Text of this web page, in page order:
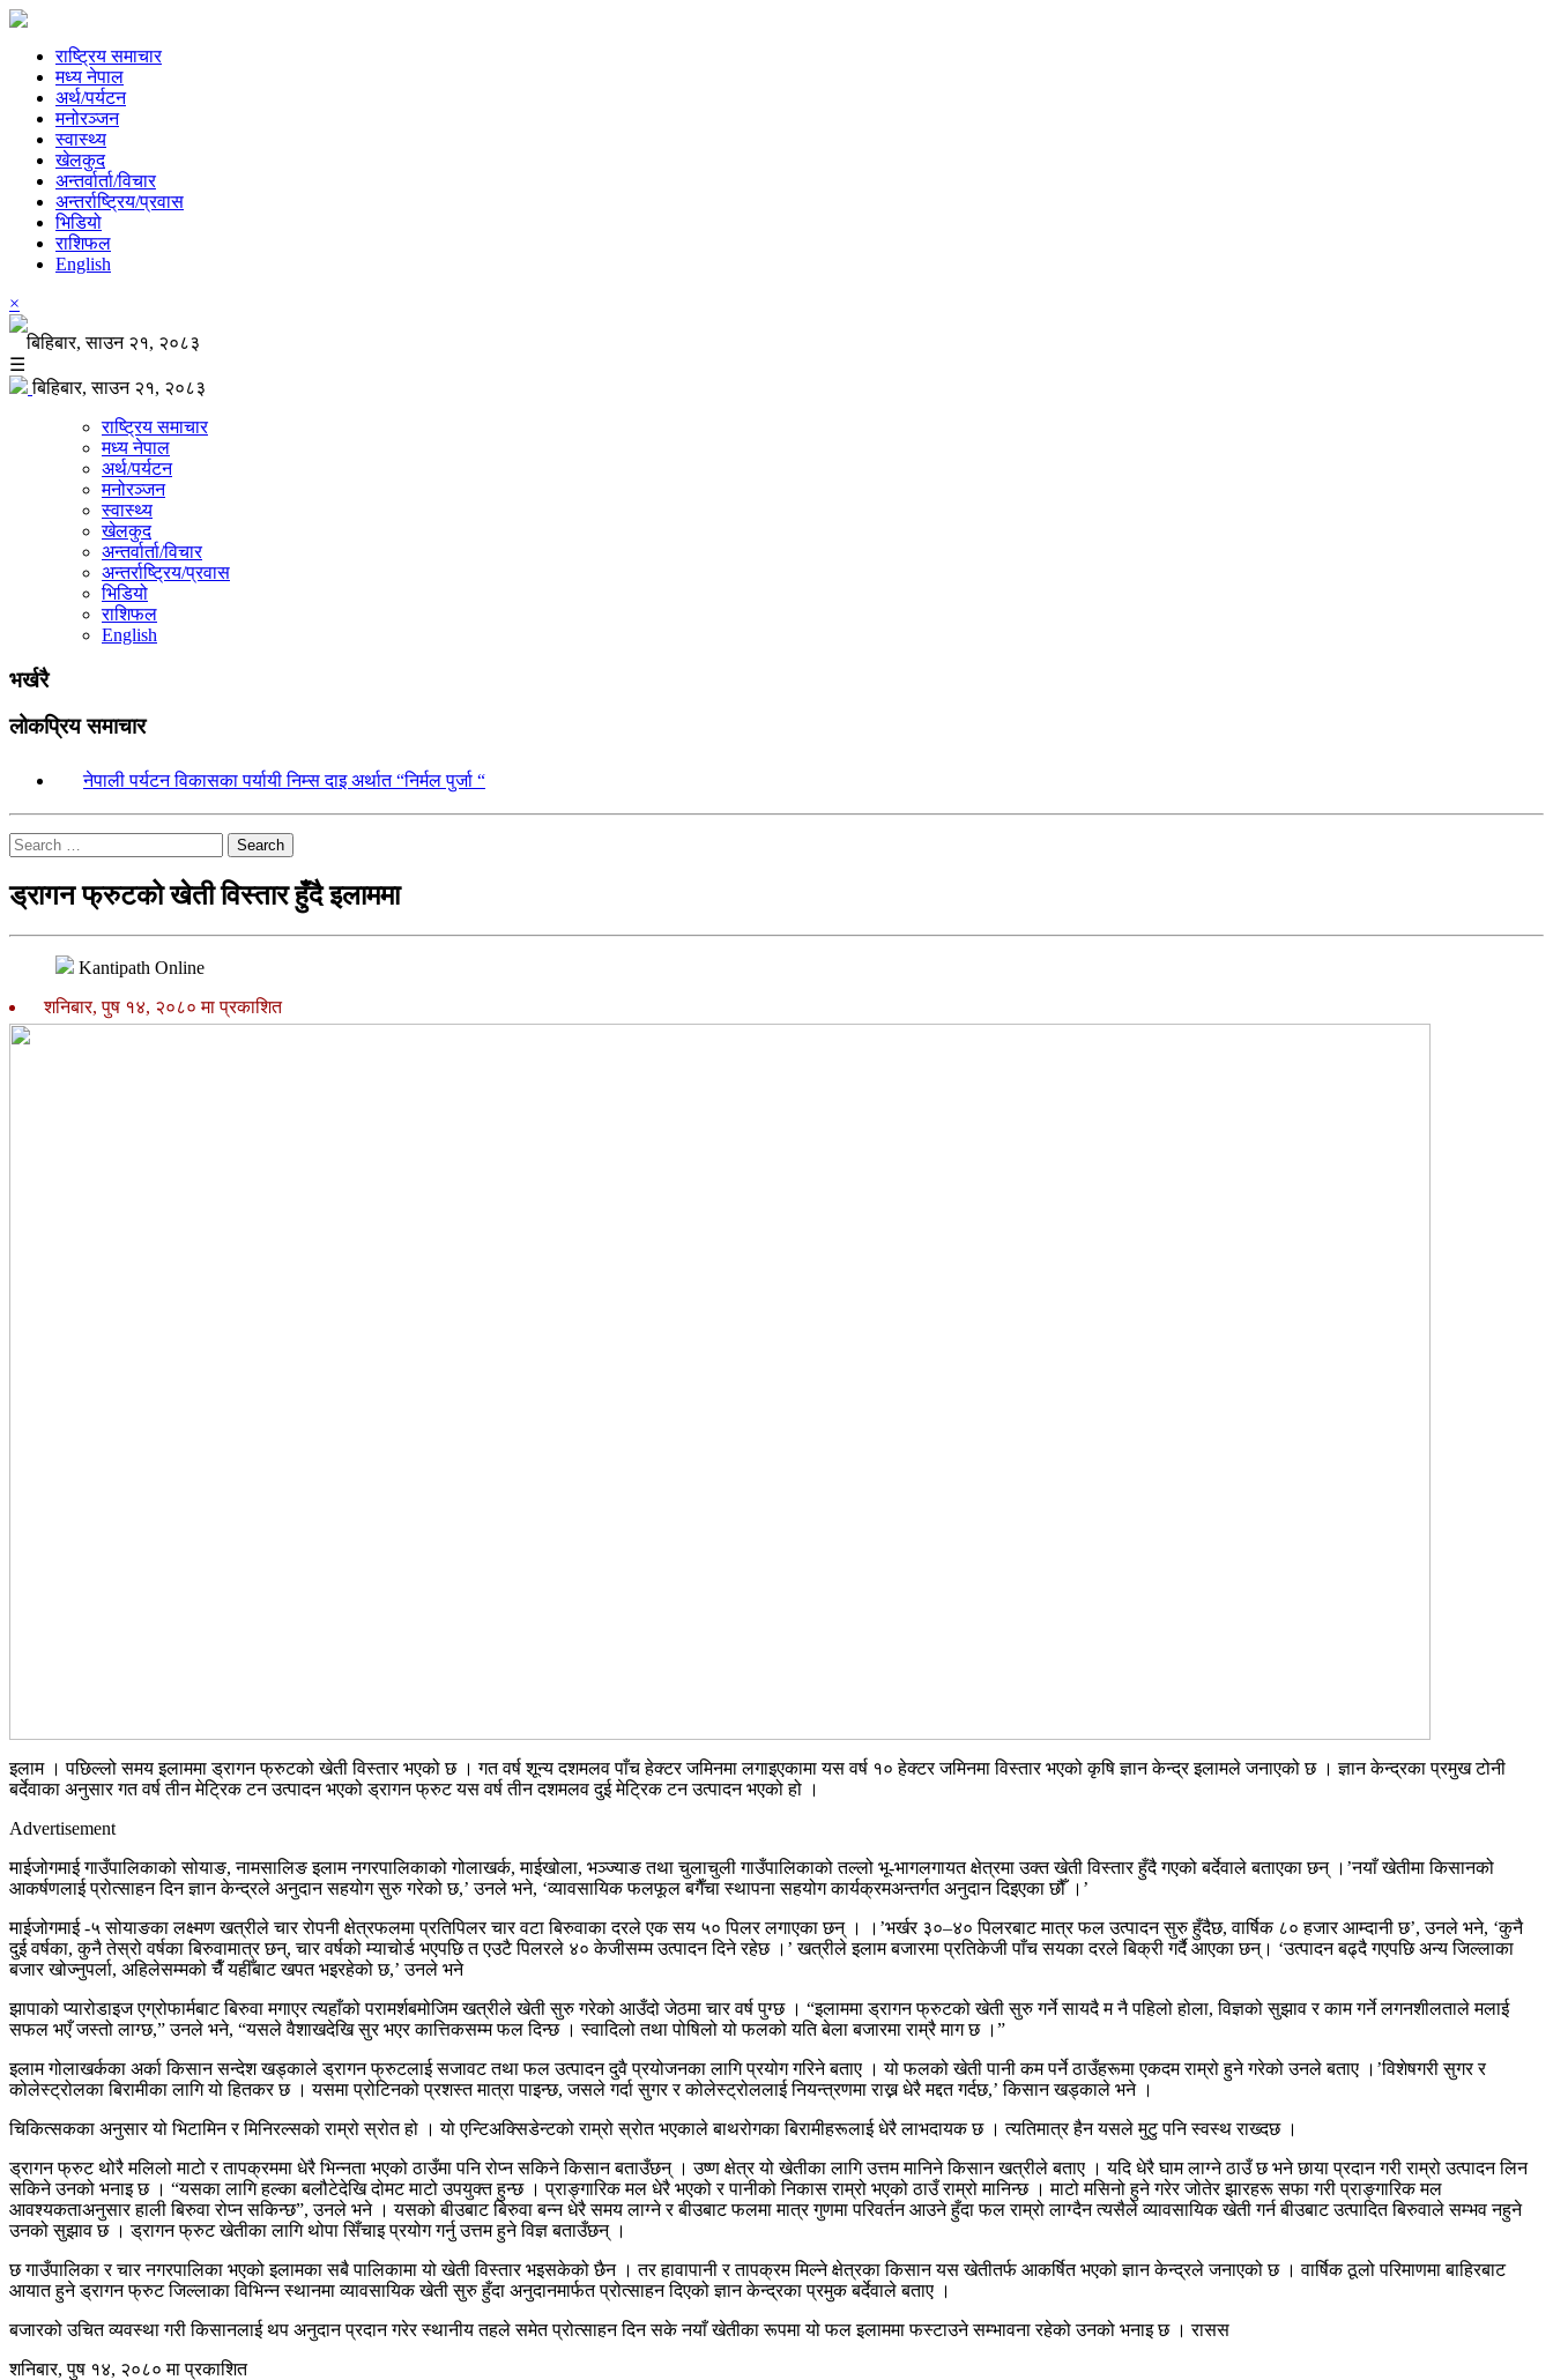
राष्ट्रिय समाचार
मध्य नेपाल
अर्थ/पर्यटन
मनोरञ्जन
स्वास्थ्य
खेलकुद
अन्तर्वार्ता/विचार
अन्तर्राष्ट्रिय/प्रवास
भिडियो
राशिफल
English
×
बिहिबार, साउन २१, २०८३
☰
बिहिबार, साउन २१, २०८३
राष्ट्रिय समाचार
मध्य नेपाल
अर्थ/पर्यटन
मनोरञ्जन
स्वास्थ्य
खेलकुद
अन्तर्वार्ता/विचार
अन्तर्राष्ट्रिय/प्रवास
भिडियो
राशिफल
English
भर्खरै
लोकप्रिय समाचार
नेपाली पर्यटन विकासका पर्यायी निम्स दाइ अर्थात “निर्मल पुर्जा “
Search
ड्रागन फ्रुटको खेती विस्तार हुँदै इलाममा
Kantipath Online
शनिबार, पुष १४, २०८० मा प्रकाशित
इलाम । पछिल्लो समय इलाममा ड्रागन फ्रुटको खेती विस्तार भएको छ । गत वर्ष शून्य दशमलव पाँच हेक्टर जमिनमा लगाइएकामा यस वर्ष १० हेक्टर जमिनमा विस्तार भएको कृषि ज्ञान केन्द्र इलामले जनाएको छ । ज्ञान केन्द्रका प्रमुख टोनी
बर्देवाका अनुसार गत वर्ष तीन मेट्रिक टन उत्पादन भएको ड्रागन फ्रुट यस वर्ष तीन दशमलव दुई मेट्रिक टन उत्पादन भएको हो ।
Advertisement
माईजोगमाई गाउँपालिकाको सोयाङ, नामसालिङ इलाम नगरपालिकाको गोलाखर्क, माईखोला, भञ्ज्याङ तथा चुलाचुली गाउँपालिकाको तल्लो भू-भागलगायत क्षेत्रमा उक्त खेती विस्तार हुँदै गएको बर्देवाले बताएका छन् ।’नयाँ खेतीमा किसानको
आकर्षणलाई प्रोत्साहन दिन ज्ञान केन्द्रले अनुदान सहयोग सुरु गरेको छ,’ उनले भने, ‘व्यावसायिक फलफूल बगैँचा स्थापना सहयोग कार्यक्रमअन्तर्गत अनुदान दिइएका छौँ ।’
माईजोगमाई -५ सोयाङका लक्ष्मण खत्रीले चार रोपनी क्षेत्रफलमा प्रतिपिलर चार वटा बिरुवाका दरले एक सय ५० पिलर लगाएका छन् । ।’भर्खर ३०–४० पिलरबाट मात्र फल उत्पादन सुरु हुँदैछ, वार्षिक ८० हजार आम्दानी छ’, उनले भने, ‘कुनै
दुई वर्षका, कुनै तेस्रो वर्षका बिरुवामात्र छन्, चार वर्षको म्याचोर्ड भएपछि त एउटै पिलरले ४० केजीसम्म उत्पादन दिने रहेछ ।’ खत्रीले इलाम बजारमा प्रतिकेजी पाँच सयका दरले बिक्री गर्दै आएका छन्। ‘उत्पादन बढ्दै गएपछि अन्य जिल्लाका
बजार खोज्नुपर्ला, अहिलेसम्मको चैँ यहीँबाट खपत भइरहेको छ,’ उनले भने
झापाको प्यारोडाइज एग्रोफार्मबाट बिरुवा मगाएर त्यहाँको परामर्शबमोजिम खत्रीले खेती सुरु गरेको आउँदो जेठमा चार वर्ष पुग्छ । “इलाममा ड्रागन फ्रुटको खेती सुरु गर्ने सायदै म नै पहिलो होला, विज्ञको सुझाव र काम गर्ने लगनशीलताले मलाई
सफल भएँ जस्तो लाग्छ,” उनले भने, “यसले वैशाखदेखि सुर भएर कात्तिकसम्म फल दिन्छ । स्वादिलो तथा पोषिलो यो फलको यति बेला बजारमा राम्रै माग छ ।”
इलाम गोलाखर्कका अर्का किसान सन्देश खड्काले ड्रागन फ्रुटलाई सजावट तथा फल उत्पादन दुवै प्रयोजनका लागि प्रयोग गरिने बताए । यो फलको खेती पानी कम पर्ने ठाउँहरूमा एकदम राम्रो हुने गरेको उनले बताए ।’विशेषगरी सुगर र
कोलेस्ट्रोलका बिरामीका लागि यो हितकर छ । यसमा प्रोटिनको प्रशस्त मात्रा पाइन्छ, जसले गर्दा सुगर र कोलेस्ट्रोललाई नियन्त्रणमा राख्न धेरै मद्दत गर्दछ,’ किसान खड्काले भने ।
चिकित्सकका अनुसार यो भिटामिन र मिनिरल्सको राम्रो स्रोत हो । यो एन्टिअक्सिडेन्टको राम्रो स्रोत भएकाले बाथरोगका बिरामीहरूलाई धेरै लाभदायक छ । त्यतिमात्र हैन यसले मुटु पनि स्वस्थ राख्दछ ।
ड्रागन फ्रुट थोरै मलिलो माटो र तापक्रममा धेरै भिन्नता भएको ठाउँमा पनि रोप्न सकिने किसान बताउँछन् । उष्ण क्षेत्र यो खेतीका लागि उत्तम मानिने किसान खत्रीले बताए । यदि धेरै घाम लाग्ने ठाउँ छ भने छाया प्रदान गरी राम्रो उत्पादन लिन
सकिने उनको भनाइ छ । “यसका लागि हल्का बलौटेदेखि दोमट माटो उपयुक्त हुन्छ । प्राङ्गारिक मल धेरै भएको र पानीको निकास राम्रो भएको ठाउँ राम्रो मानिन्छ । माटो मसिनो हुने गरेर जोतेर झारहरू सफा गरी प्राङ्गारिक मल
आवश्यकताअनुसार हाली बिरुवा रोप्न सकिन्छ”, उनले भने । यसको बीउबाट बिरुवा बन्न धेरै समय लाग्ने र बीउबाट फलमा मात्र गुणमा परिवर्तन आउने हुँदा फल राम्रो लाग्दैन त्यसैले व्यावसायिक खेती गर्न बीउबाट उत्पादित बिरुवाले सम्भव नहुने
उनको सुझाव छ । ड्रागन फ्रुट खेतीका लागि थोपा सिँचाइ प्रयोग गर्नु उत्तम हुने विज्ञ बताउँछन् ।
छ गाउँपालिका र चार नगरपालिका भएको इलामका सबै पालिकामा यो खेती विस्तार भइसकेको छैन । तर हावापानी र तापक्रम मिल्ने क्षेत्रका किसान यस खेतीतर्फ आकर्षित भएको ज्ञान केन्द्रले जनाएको छ । वार्षिक ठूलो परिमाणमा बाहिरबाट
आयात हुने ड्रागन फ्रुट जिल्लाका विभिन्न स्थानमा व्यावसायिक खेती सुरु हुँदा अनुदानमार्फत प्रोत्साहन दिएको ज्ञान केन्द्रका प्रमुक बर्देवाले बताए ।
बजारको उचित व्यवस्था गरी किसानलाई थप अनुदान प्रदान गरेर स्थानीय तहले समेत प्रोत्साहन दिन सके नयाँ खेतीका रूपमा यो फल इलाममा फस्टाउने सम्भावना रहेको उनको भनाइ छ । रासस
शनिबार, पुष १४, २०८० मा प्रकाशित